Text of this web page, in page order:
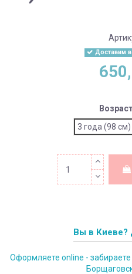
Доставим
3 года (98 см)
Вы в
Оформляете online -